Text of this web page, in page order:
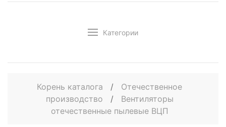
Категории
Корень каталога /
Отечественное
производство
/
Вентиляторы
отечественные пылевые ВЦП